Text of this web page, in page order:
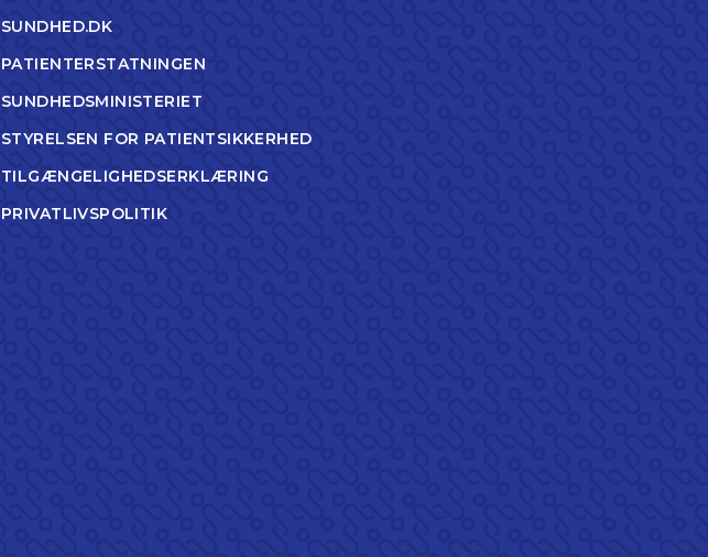
SUNDHED.DK
PATIENTERSTATNINGEN
SUNDHEDSMINISTERIET
STYRELSEN FOR PATIENTSIKKERHED
TILGÆNGELIGHEDSERKLÆRING
PRIVATLIVSPOLITIK